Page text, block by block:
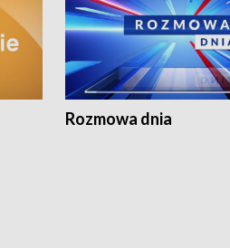
Rozmowa dnia